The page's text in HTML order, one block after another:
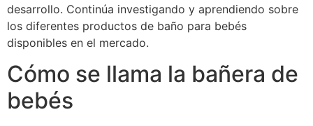
desarrollo. Continúa investigando y aprendiendo sobre
los diferentes productos de baño para bebés
disponibles en el mercado.
Cómo se llama la bañera de
bebés